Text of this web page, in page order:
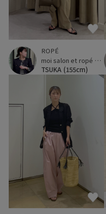
ROPÉ
moi salon et ropé 京都高島屋
TSUKA (155cm)